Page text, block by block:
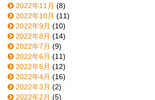
2022年11月 (8)
2022年10月 (11)
2022年9月 (10)
2022年8月 (14)
2022年7月 (9)
2022年6月 (11)
2022年5月 (12)
2022年4月 (16)
2022年3月 (2)
2022年2月 (5)